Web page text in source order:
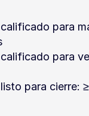
para
para
para cierre: